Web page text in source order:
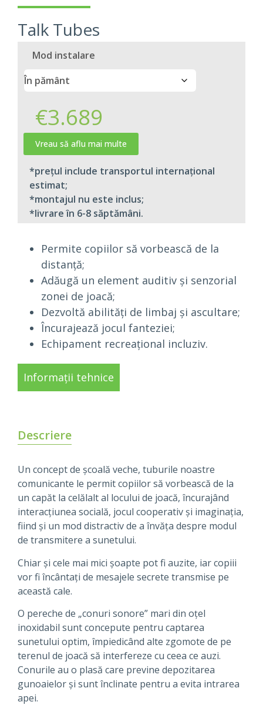
Talk Tubes
Mod instalare
€3.689
Vreau să aflu mai multe
*prețul include transportul internațional
estimat;​
*montajul nu este inclus;​
*livrare în 6-8 săptămâni.
Permite copiilor să vorbească de la
distanță;
Adăugă un element auditiv și senzorial
zonei de joacă;
Dezvoltă abilități de limbaj și ascultare;
Încurajează jocul fanteziei;
Echipament recreațional incluziv.
Informații tehnice
Descriere
Un concept de școală veche, tuburile noastre
comunicante le permit copiilor să vorbească de la
un capăt la celălalt al locului de joacă, încurajând
interacțiunea socială, jocul cooperativ și imaginația,
fiind și un mod distractiv de a învăța despre modul
de transmitere a sunetului.
Chiar și cele mai mici șoapte pot fi auzite, iar copiii
vor fi încântați de mesajele secrete transmise pe
această cale.
O pereche de „conuri sonore” mari din oțel
inoxidabil sunt concepute pentru captarea
sunetului optim, împiedicând alte zgomote de pe
terenul de joacă să interfereze cu ceea ce auzi.
Conurile au o plasă care previne depozitarea
gunoaielor și sunt înclinate pentru a evita intrarea
apei.